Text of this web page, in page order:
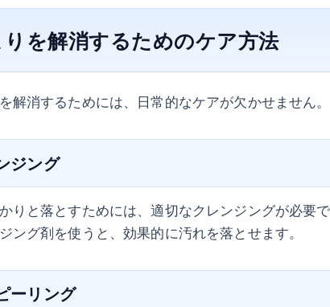
を解消するためのケア方法
解消するためには、日常的なケアが欠かせません。
ジング
りと落とすためには、適切なクレンジングが必要
ング剤を使うと、効果的に汚れを落とせます。
ーリング